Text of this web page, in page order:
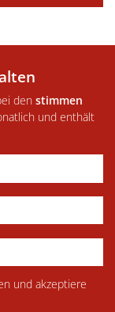
den stimmen
und enthält
und akzeptiere